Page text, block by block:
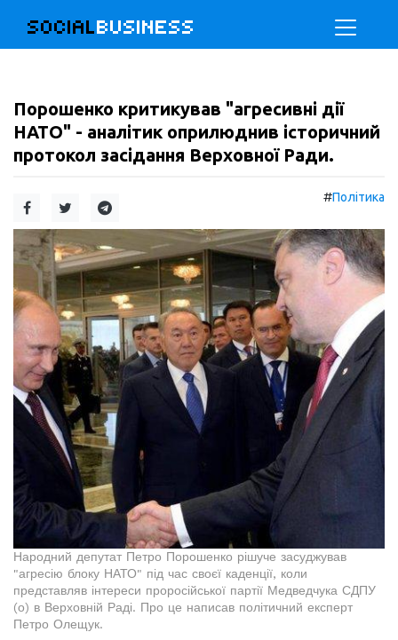
SOCIALBUSINESS
Порошенко критикував "агресивні дії
НАТО" - аналітик оприлюднив історичний
протокол засідання Верховної Ради.
#Політика
Народний депутат Петро Порошенко рішуче засуджував
"агресію блоку НАТО" під час своєї каденції, коли
представляв інтереси проросійської партії Медведчука СДПУ
(о) в Верховній Раді. Про це написав політичний експерт
Петро Олещук.